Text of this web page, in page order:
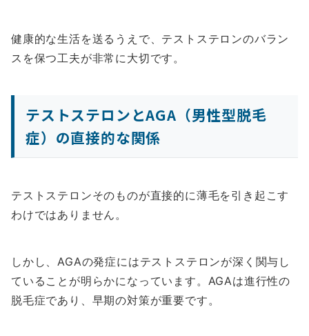
健康的な生活を送るうえで、テストステロンのバラン
スを保つ工夫が非常に大切です。
テストステロンとAGA（男性型脱毛
症）の直接的な関係
テストステロンそのものが直接的に薄毛を引き起こす
わけではありません。
しかし、AGAの発症にはテストステロンが深く関与し
ていることが明らかになっています。AGAは進行性の
脱毛症であり、早期の対策が重要です。